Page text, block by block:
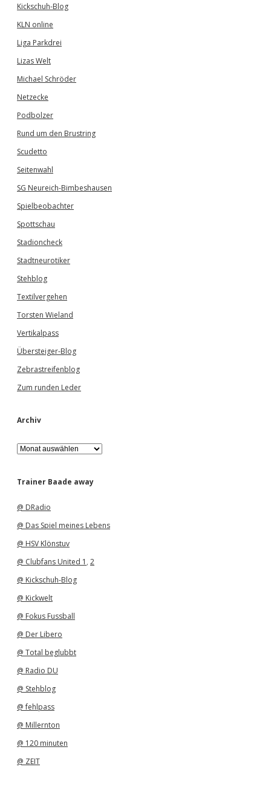
Kickschuh-Blog
KLN online
Liga Parkdrei
Lizas Welt
Michael Schröder
Netzecke
Podbolzer
Rund um den Brustring
Scudetto
Seitenwahl
SG Neureich-Bimbeshausen
Spielbeobachter
Spottschau
Stadioncheck
Stadtneurotiker
Stehblog
Textilvergehen
Torsten Wieland
Vertikalpass
Übersteiger-Blog
Zebrastreifenblog
Zum runden Leder
Archiv
A
r
h
Trainer Baade away
@ DRadio
@ Das Spiel meines Lebens
@ HSV Klönstuv
@ Clubfans United 1 , 2
@ Kickschuh-Blog
@ Kickwelt
@ Fokus Fussball
@ Der Libero
@ Total beglubbt
@ Radio DU
@ Stehblog
@ fehlpass
@ Millernton
@ 120 minuten
@ ZEIT